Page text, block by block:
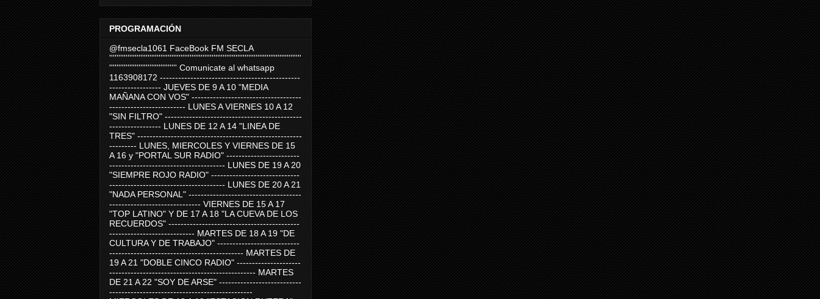
PROGRAMACIÓN
@fmsecla1061 FaceBook FM SECLA
'''''''''''''''''''''''''''''''''''''''''''''''''''''''''''''''''''''''''''''''''''''''''''''''''''''''''
''''''''''''''''''''''''''''''''''''' Comunicate al whatsapp
1163908172 ----------------------------------------------
----------------- JUEVES DE 9 A 10 "MEDIA
MAÑANA CON VOS" ------------------------------------
------------------------- LUNES A VIERNES 10 A 12
"SIN FILTRO" ---------------------------------------------
----------------- LUNES DE 12 A 14 "LINEA DE
TRES" ------------------------------------------------------
--------- LUNES, MIERCOLES Y VIERNES DE 15
A 16 y "PORTAL SUR RADIO" ------------------------
-------------------------------------- LUNES DE 19 A 20
"SIEMPRE ROJO RADIO" -----------------------------
-------------------------------------- LUNES DE 20 A 21
"NADA PERSONAL" -------------------------------------
------------------------------ VIERNES DE 15 A 17
"TOP LATINO" Y DE 17 A 18 "LA CUEVA DE LOS
RECUERDOS" -------------------------------------------
---------------------------- MARTES DE 18 A 19 "DE
CULTURA Y DE TRABAJO" ---------------------------
-------------------------------------------- MARTES DE
19 A 21 "DOBLE CINCO RADIO" ---------------------
------------------------------------------------ MARTES
DE 21 A 22 "SOY DE ARSE" ---------------------------
-----------------------------------------------